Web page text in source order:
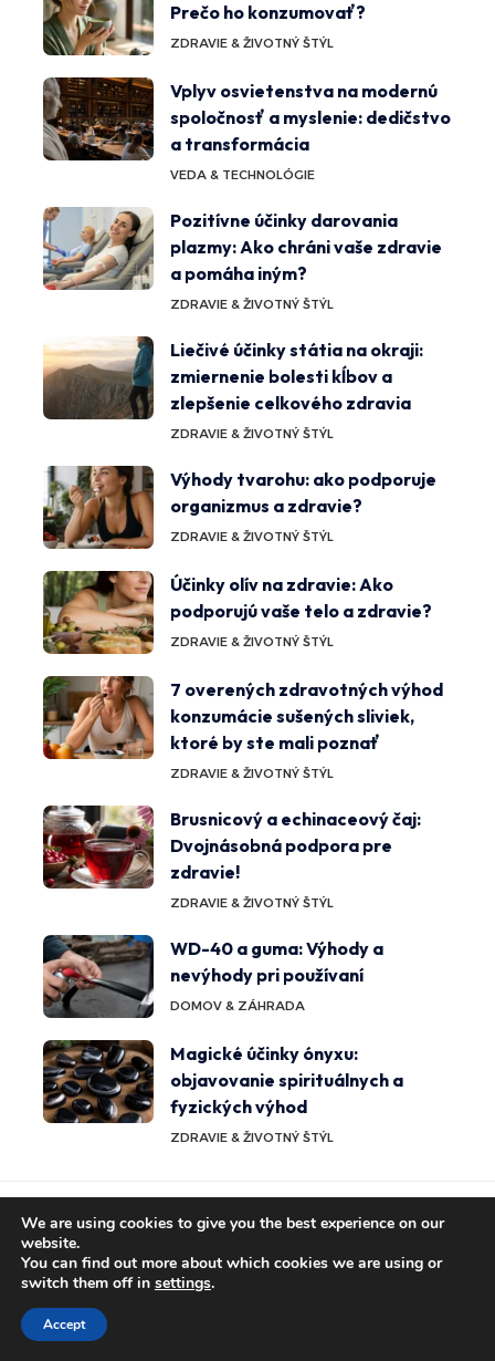
Prečo ho konzumovať?
ZDRAVIE & ŽIVOTNÝ ŠTÝL
Vplyv osvietenstva na modernú
spoločnosť a myslenie: dedičstvo
a transformácia
VEDA & TECHNOLÓGIE
Pozitívne účinky darovania
plazmy: Ako chráni vaše zdravie
a pomáha iným?
ZDRAVIE & ŽIVOTNÝ ŠTÝL
Liečivé účinky státia na okraji:
zmiernenie bolesti kĺbov a
zlepšenie celkového zdravia
ZDRAVIE & ŽIVOTNÝ ŠTÝL
Výhody tvarohu: ako podporuje
organizmus a zdravie?
ZDRAVIE & ŽIVOTNÝ ŠTÝL
Účinky olív na zdravie: Ako
podporujú vaše telo a zdravie?
ZDRAVIE & ŽIVOTNÝ ŠTÝL
7 overených zdravotných výhod
konzumácie sušených sliviek,
ktoré by ste mali poznať
ZDRAVIE & ŽIVOTNÝ ŠTÝL
Brusnicový a echinaceový čaj:
Dvojnásobná podpora pre
zdravie!
ZDRAVIE & ŽIVOTNÝ ŠTÝL
WD-40 a guma: Výhody a
nevýhody pri používaní
DOMOV & ZÁHRADA
Magické účinky ónyxu:
objavovanie spirituálnych a
fyzických výhod
ZDRAVIE & ŽIVOTNÝ ŠTÝL
Tiež by sa vám mohlo páčiť
&
Výhody trávy: objavovanie
zdravotných prínosov a spôsobov
použitia
We are using cookies to give you the best experience on our
website.
You can find out more about which cookies we are using or
switch them off in settings.
Accept